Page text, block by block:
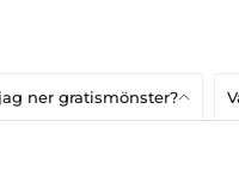
ner gratismönster?